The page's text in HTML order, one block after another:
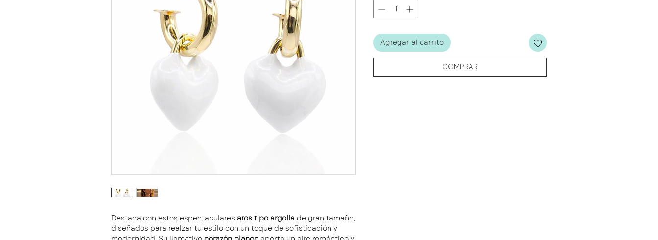
Destaca con estos espectaculares aros tipo argolla de gran tamaño,
diseñados para realzar tu estilo con un toque de sofisticación y
Agregar al carrito
COMPRAR